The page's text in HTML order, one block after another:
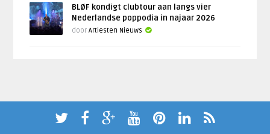
BLØF kondigt clubtour aan langs vier
Nederlandse poppodia in najaar 2026
doorArtiesten Nieuws